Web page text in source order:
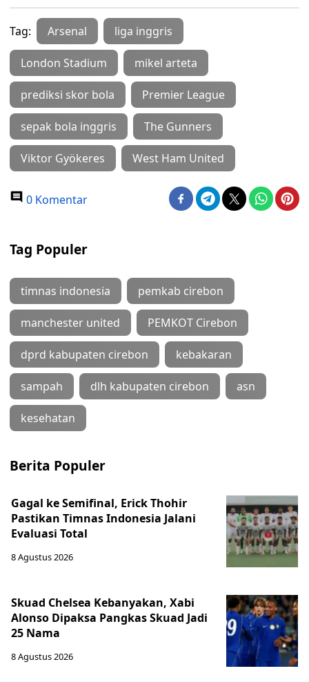
Tag: Arsenal liga inggris
London Stadium mikel arteta
prediksi skor bola Premier League
sepak bola inggris The Gunners
Viktor Gyökeres West Ham United
0 Komentar
Tag Populer
timnas indonesia pemkab cirebon
manchester united PEMKOT Cirebon
dprd kabupaten cirebon kebakaran
sampah dlh kabupaten cirebon asn
kesehatan
Berita Populer
Gagal ke Semifinal, Erick Thohir
Pastikan Timnas Indonesia Jalani
Evaluasi Total
8 Agustus 2026
Skuad Chelsea Kebanyakan, Xabi
Alonso Dipaksa Pangkas Skuad Jadi
25 Nama
8 Agustus 2026